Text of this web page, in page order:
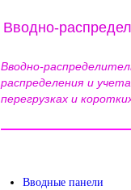
Вводно-
Вводно-
распределения и
перегрузках и
Вводные панели